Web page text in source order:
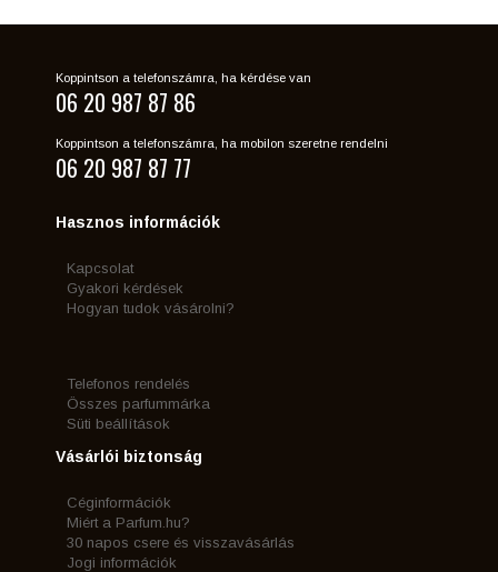
Koppintson a telefonszámra, ha kérdése van
06 20 987 87 86
Koppintson a telefonszámra, ha mobilon szeretne rendelni
06 20 987 87 77
Hasznos információk
Kapcsolat
Gyakori kérdések
Hogyan tudok vásárolni?
Telefonos rendelés
Összes parfummárka
Süti beállítások
Vásárlói biztonság
Céginformációk
Miért a Parfum.hu?
30 napos csere és visszavásárlás
Jogi információk